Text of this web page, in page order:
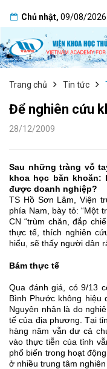
Chủ nhật, 09/08/2026
Trang chủ Tin tức
Để nghiên cứu
28/12/2009
Sau những tràng vỗ
khoa học băn khoăn:
được doanh nghiệp?
TS Hồ Sơn Lâm, Viện
phía Nam, bày tỏ: “Một
CN “trùm chăn, đắp
thực tế, thích nghiên
hiểu, sẽ thấy người dân
Bám thực tế
Qua đánh giá, có 9/13
Bình Phước không hiệu
Nguyên nhân là do
tế của địa phương. Tại
hàng năm vẫn dư cả
vào thực tiễn của tỉnh
phổ biến trong hoạt
ở nhiều trung tâm nghiên